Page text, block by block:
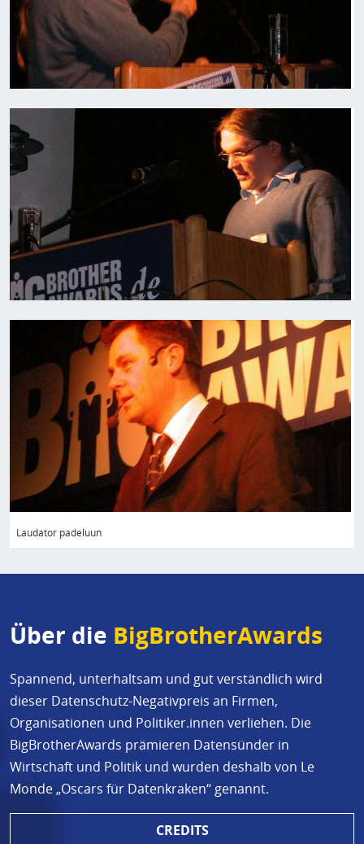
Bild
Bild
Laudator padeluun
Über die BigBrotherAwards
Spannend, unterhaltsam und gut verständlich wird
dieser Datenschutz-Negativpreis an Firmen,
Organisationen und Politiker.innen verliehen. Die
BigBrotherAwards prämieren Datensünder in
Wirtschaft und Politik und wurden deshalb von Le
Monde „Oscars für Datenkraken“ genannt.
CREDITS